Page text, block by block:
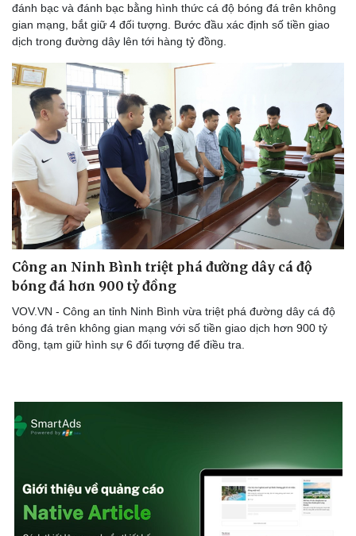
đánh bạc và đánh bạc bằng hình thức cá độ bóng đá trên không
gian mạng, bắt giữ 4 đối tượng. Bước đầu xác định số tiền giao
dịch trong đường dây lên tới hàng tỷ đồng.
Công an Ninh Bình triệt phá đường dây cá độ
bóng đá hơn 900 tỷ đồng
VOV.VN - Công an tỉnh Ninh Bình vừa triệt phá đường dây cá độ
bóng đá trên không gian mạng với số tiền giao dịch hơn 900 tỷ
đồng, tạm giữ hình sự 6 đối tượng để điều tra.